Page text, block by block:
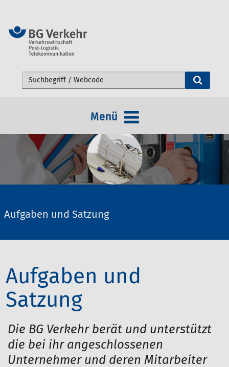
Webseite durchsuchen
Menü
Aufgaben und Satzung
Aufgaben und
Satzung
Die BG Verkehr berät und unterstützt
die bei ihr angeschlossenen
Unternehmer und deren Mitarbeiter